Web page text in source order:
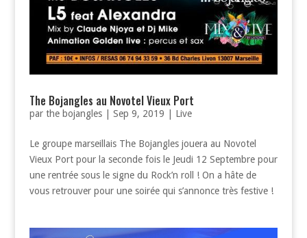
The Bojangles au Novotel Vieux Port
par the bojangles| Sep 9, 2019 Live
Le groupe marseillais The Bojangles jouera au Novotel
Vieux Port pour la seconde fois le Jeudi 12 Septembre pour
une rentrée sous le signe du Rock’n roll ! On a hâte de
vous retrouver pour une soirée qui s’annonce très festive !